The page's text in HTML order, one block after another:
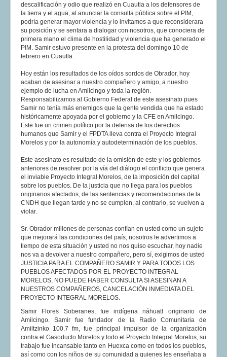
descalificación y odio que realizó en Cuautla a los defensores de
la tierra y el agua, al anunciar la consulta pública sobre el PIM,
podría generar mayor violencia y lo invitamos a que reconsiderara
su posición y se sentara a dialogar con nosotros, que conociera de
primera mano el clima de hostilidad y violencia que ha generado el
PIM. Samir estuvo presente en la protesta del domingo 10 de
febrero en Cuautla.
Hoy están los resultados de los oídos sordos de Obrador, hoy
acaban de asesinar a nuestro compañero y amigo, a nuestro
ejemplo de lucha en Amilcingo y toda la región.
Responsabilizamos al Gobierno Federal de este asesinato pues
Samir no tenía más enemigos que la gente vendida que ha estado
históricamente apoyada por el gobierno y la CFE en Amilcingo.
Este fue un crimen político por la defensa de los derechos
humanos que Samir y el FPDTA lleva contra el Proyecto Integral
Morelos y por la autonomía y autodeterminación de los pueblos.
Este asesinato es resultado de la omisión de este y los gobiernos
anteriores de resolver por la vía del diálogo el conflicto que genera
el inviable Proyecto Integral Morelos, de la imposición del capital
sobre los pueblos. De la justicia que no llega para los pueblos
originarios afectados, de las sentencias y recomendaciones de la
CNDH que llegan tarde y no se cumplen, al contrario, se vuelven a
violar.
Sr. Obrador millones de personas confían en usted como un sujeto
que mejorará las condiciones del país, nosotros le advertimos a
tiempo de esta situación y usted no nos quiso escuchar, hoy nadie
nos va a devolver a nuestro compañero, pero sí, exigimos de usted
JUSTICIA PARA EL COMPAÑERO SAMIR Y PARA TODOS LOS
PUEBLOS AFECTADOS POR EL PROYECTO INTEGRAL
MORELOS, NO PUEDE HABER CONSULTA SI ASESINAN A
NUESTROS COMPAÑEROS, CANCELACIÓN INMEDIATA DEL
PROYECTO INTEGRAL MORELOS.
Samir Flores Soberanes, fue indígena náhuatl originario de
Amilcingo. Samir fue fundador de la Radio Comunitaria de
Amiltzinko 100.7 fm, fue principal impulsor de la organización
contra el Gasoducto Morelos y todo el Proyecto Integral Morelos, su
trabajo fue incansable tanto en Huexca como en todos los pueblos,
así como con los niños de su comunidad a quienes les enseñaba a